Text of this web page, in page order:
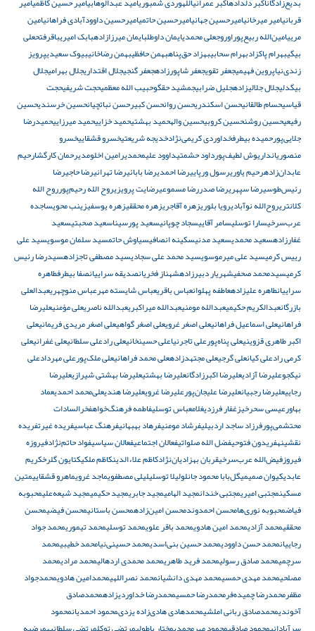
قربانیامیر میرخانیامیرحسین جهانیامیرحسین حاتمیامیرحسین داوودآبادی فراهانیامین
مرییامین‌الله ربیع‌پوراوروجعلی محمدیایمان داوطلبایمان میرزازادهبابک امیریباقرفتحعلی
بیگیبهرام پاکزادبهرام سحابیبهزاد حق‌پناهبهمن حافظیبهمن رضاخانیبیوک سعیدیپرویز
زندی‌نیاپروین فهیمیجعفر تقویجعفر شاپورزادهجعفر گنجیجلال اقتداریجلال بهرامیجلال
بیگدلیجلال جلالی‎زاده جلیل ضرابیجمشید حقگوحبیب الله معظمیحجت شریفیحجت
قیاسیحسام طالقانیحسن اسکندریحسن روانحسن کبیرحسن نباتچیانحسین خرسندیحسین
رفیعیحسین روشنحسین کروبیحسین والهحمید بهشتیحمید خزاییحمید میرزاییحمیدرضا
جلایی‌پورحمیده بیطرفخداوردی کریمی‌نژادخدیجه شریعتیخسرو قشقاییخسرو
منصوریانداریوش لطیف‌پورداود حشمتیداوود علیمحمدیرامین اخلومدیرحمان کارگشارحیم
عابدان‌زادهرحیم یاوریرسول ورپاییرضا احمدیرضا بابائیرضا تهرانیرضا حاجیرضا
رئیس‌طوسیرضا سپهریرضا صدررضا مسموعیرضایت پرویزیروح الله رحیم‌پورروح الله
کلانتریروح‌الله نوآبادیرویا بلوریزهره آقاجریزهره محققیزهره یوسفیزینب محویساجده
عرب‌سرخیسارا توسلیسامر آقاییسجاد چوپانیسعید پورسیناسعید صحبتیسعید
غفارزادهسعید محمدیسعید مدنیسکینه انصافیسیاوش حاتمسید سلمان موسویسید علی
رییس کرمیسید علی میرموسویسید محمد علی سجادیسید مصطفی تاجزادهسیدرضا رئیس
کرمیسیدمحمد صحفیشهریار دبیرزادهشهناز فخریانصدیقه سراییانصفا بیطرفطاهره
سراییانطاهره علیزادهعاطفه پهلوانعباس باقریعباس شایسته مهرعباس منوچهریعبدالعلی
بازرگانعبدالکریم حکیمیعبدالله مومنیعبدالله میراکبریعبدالله ناصریعلى مؤمنىعليرضا
فراهانیعلی اسماعیل فراهانیعلی اصغر غرویعلی اصغر گواهیعلی اصغر مریدی فریمانیعلی
اکبر طاهری قزوینیعلی پناه‌پورعلی تاجرنیاعلی حسینخانیعلی رادعلی سلطانیعلی غفرانیعلی
کرمی رادعلی کیانعلی گرجیعلی مجتهدزادهعلی محمد فراهانیعلی ملک‌پورعلی مهردادعلی
نیکجوعلیرضا آزادیعلیرضا اکبرزادگانعلیرضا بهشتیعلیرضا بهشتی شیرازیعلیرضا
رجاییعلیرضا رجبیانعلیرضا علیجان‌پورعلیرضا غرویعلیرضا هندیعلی‌محمد احمدیعماد
بهاورعیسی سحرخیزغفار فرزدیغلامعباس توسلیفاطمه فرهنگ‌خواهفخرالسادات
محتشمی‌پورفرزاد ساجد اردبیلیفرشاد مومنیفرهاد بهبهانیفرهنگ عباسیفریده غیرتفریده
نقشینهفریدون فتوحیفضل الله صلواتیفعالان اجتماعیفعالان سیاسیفواد حاتم‌نژادفیروزه
فیروزفیض‌الله عرب‌سرخیقربان بهزادیان‌نژادکاظم علاءالدینکاظم ملکیکتایون گلرخکریم
عابدیکیوان صمیمیگل‌بابا محمود جانلولیلا توسلیلیلی مصطفویماجد غرویماهرو قشقاییمتین
مسکینمجتبی امیریمجتبی خندانمجید الهامیمجید جابریمجید حکیمیمجید شیعه‌علیمحبوبه
فیاضمحبوبه نوری‌هامحسن احمدوندمحسن امین‌زادهمحسن باستانیمحسن فیضیمحسن
محققیمحمد آزادیمحمد امین هادویمحمد باقر علویمحمد توسلیمحمد تیموریمحمد جواد
رجاییانمحمد حسن داوودیمحمد حسین بنی‌اسدیمحمد حسینی‌نیامحمد خطیبیمحمد
سرچمیمحمد صادق رسولیمحمد فرید طاهریمحمد محمدی اردهالیمحمد مرادیمحمد
مصلحیمحمد مهدی حمسیمحمد مهدی دانشیانمحمد نصراللهیمحمدامین هادویمحمدجواد
مظفرمحمدرضا چمیده‌فرمحمدرضا حمسیمحمدرضا خداوردیزادهمحمدصادق
آخوندیمحمدصادق ربانی املشیمحمدهادى هادی‌زاده يزدىمحمود احمدیانمحمود